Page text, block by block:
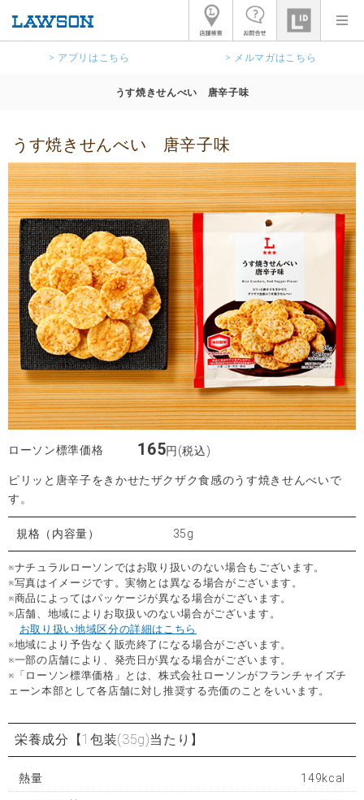
> アプリはこちら > メルマガはこちら
うす焼きせんべい 唐辛子味
うす焼きせんべい 唐辛子味
ローソン標準価格 165円(税込)
ピリッと唐辛子をきかせたザクザク食感のうす焼きせんべいで
す。
規格（内容量） 35g
※ナチュラルローソンではお取り扱いのない場合もございます。
※写真はイメージです。実物とは異なる場合がございます。
※商品によってはパッケージが異なる場合がございます。
※店舗、地域によりお取扱いのない場合がございます。
お取り扱い地域区分の詳細はこちら
※地域により予告なく販売終了になる場合がございます。
※一部の店舗により、発売日が異なる場合がございます。
※「ローソン標準価格」とは、株式会社ローソンがフランチャイズチ
ェーン本部として各店舗に対し推奨する売価のことをいいます。
栄養成分 【1包装(35g)当たり】
熱量 149kcal